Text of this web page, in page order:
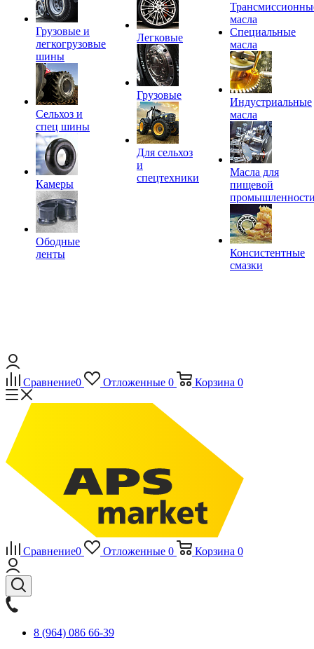
Грузовые и
легкогрузовые
шины
Сельхоз и
спец шины
Камеры
Ободные
ленты
Легковые
Грузовые
Для сельхоз
и
спецтехники
масла
Специальные
масла
Индустриальные
масла
Масла для
пищевой
Консистентные
смазки
Сравнение0 Отложенные 0 Корзина 0
Сравнение0 Отложенные 0 Корзина 0
8 (964) 086 66-39